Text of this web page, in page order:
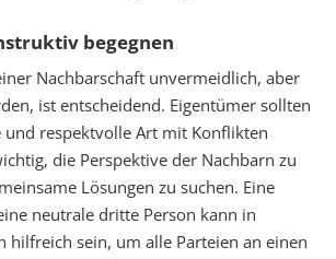
begegnen
Nachbarschaft unvermeidlich, aber
ist entscheidend. Eigentümer sollten
und respektvolle Art mit Konflikten
die Perspektive der Nachbarn zu
Lösungen zu suchen. Eine
neutrale dritte Person kann in
hilfreich sein, um alle Parteien an einen